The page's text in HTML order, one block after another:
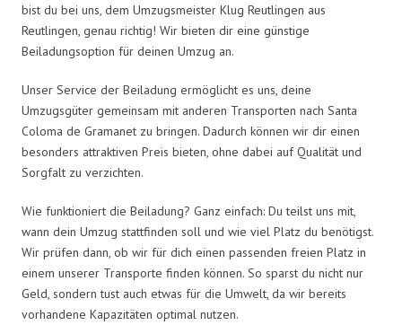
bist du bei uns, dem Umzugsmeister Klug Reutlingen aus
Reutlingen, genau richtig! Wir bieten dir eine günstige
Beiladungsoption für deinen Umzug an.
Unser Service der Beiladung ermöglicht es uns, deine
Umzugsgüter gemeinsam mit anderen Transporten nach Santa
Coloma de Gramanet zu bringen. Dadurch können wir dir einen
besonders attraktiven Preis bieten, ohne dabei auf Qualität und
Sorgfalt zu verzichten.
Wie funktioniert die Beiladung? Ganz einfach: Du teilst uns mit,
wann dein Umzug stattfinden soll und wie viel Platz du benötigst.
Wir prüfen dann, ob wir für dich einen passenden freien Platz in
einem unserer Transporte finden können. So sparst du nicht nur
Geld, sondern tust auch etwas für die Umwelt, da wir bereits
vorhandene Kapazitäten optimal nutzen.